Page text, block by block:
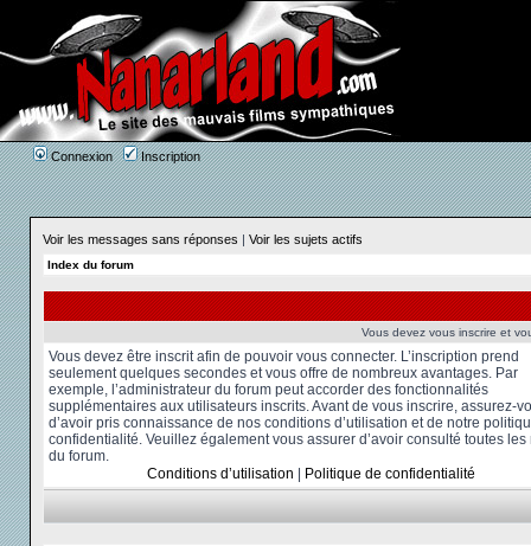
Connexion Inscription
Voir les messages sans réponses | Voir les sujets actifs
Index du forum
Vous devez vous inscrire et
Vous devez être inscrit afin de pouvoir vous connecter. L’inscription prend
seulement quelques secondes et vous offre de nombreux avantages. Par
exemple, l’administrateur du forum peut accorder des fonctionnalités
supplémentaires aux utilisateurs inscrits. Avant de vous inscrire, assurez-
d’avoir pris connaissance de nos conditions d’utilisation et de notre
confidentialité. Veuillez également vous assurer d’avoir consulté toutes les
du forum.
Conditions d’utilisation
Politique de confidentialité